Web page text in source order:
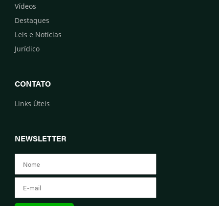
Vídeos
Destaques
Leis e Notícias
Jurídico
CONTATO
Links Úteis
NEWSLETTER